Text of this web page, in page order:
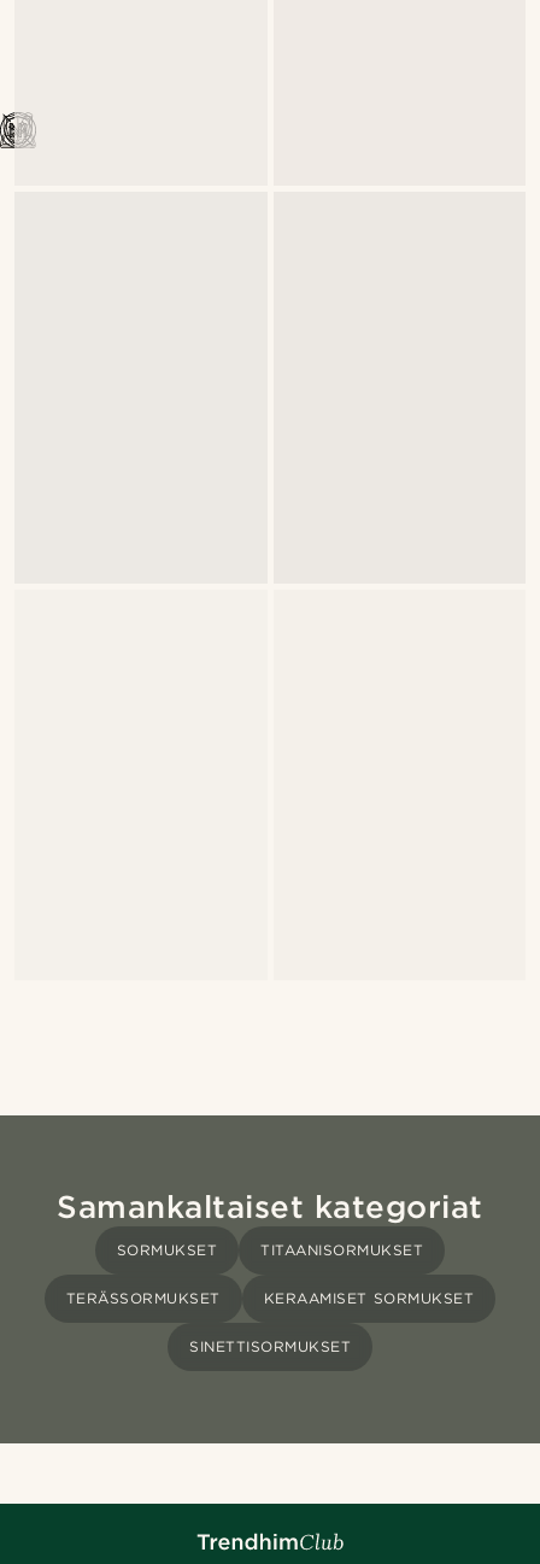
Samankaltaiset kategoriat
SORMUKSET TITAANISORMUKSET
TERÄSSORMUKSET KERAAMISET SORMUKSET
SINETTISORMUKSET